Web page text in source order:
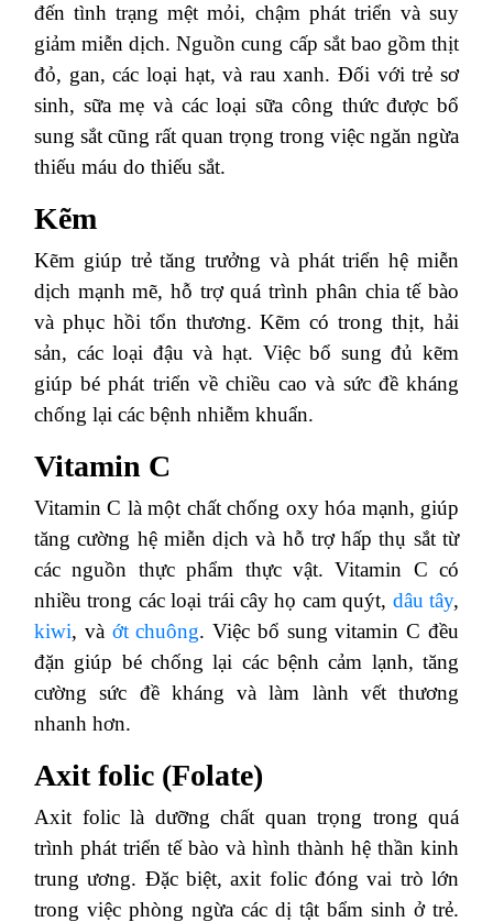
đến tình trạng mệt mỏi, chậm phát triển và suy
giảm miễn dịch. Nguồn cung cấp sắt bao gồm thịt
đỏ, gan, các loại hạt, và rau xanh. Đối với trẻ sơ
sinh, sữa mẹ và các loại sữa công thức được bổ
sung sắt cũng rất quan trọng trong việc ngăn ngừa
thiếu máu do thiếu sắt.
Kẽm
Kẽm giúp trẻ tăng trưởng và phát triển hệ miễn
dịch mạnh mẽ, hỗ trợ quá trình phân chia tế bào
và phục hồi tổn thương. Kẽm có trong thịt, hải
sản, các loại đậu và hạt. Việc bổ sung đủ kẽm
giúp bé phát triển về chiều cao và sức đề kháng
chống lại các bệnh nhiễm khuẩn.
Vitamin C
Vitamin C là một chất chống oxy hóa mạnh, giúp
tăng cường hệ miễn dịch và hỗ trợ hấp thụ sắt từ
các nguồn thực phẩm thực vật. Vitamin C có
nhiều trong các loại trái cây họ cam quýt, dâu tây,
kiwi, và ớt chuông. Việc bổ sung vitamin C đều
đặn giúp bé chống lại các bệnh cảm lạnh, tăng
cường sức đề kháng và làm lành vết thương
nhanh hơn.
Axit folic (Folate)
Axit folic là dưỡng chất quan trọng trong quá
trình phát triển tế bào và hình thành hệ thần kinh
trung ương. Đặc biệt, axit folic đóng vai trò lớn
trong việc phòng ngừa các dị tật bẩm sinh ở trẻ.